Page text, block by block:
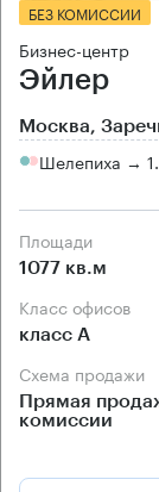
БЕЗ КОМИССИИ
Бизнес-центр
Эйлер
Москва,
Шелепиха →
Площади
1077 кв.м
Класс офисов
класс А
Схема продажи
Прямая
комиссии